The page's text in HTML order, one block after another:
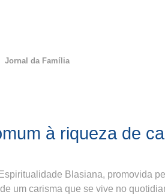
Jornal da Família
à riqueza de
Blasiana, promovida
um carisma que se vive no